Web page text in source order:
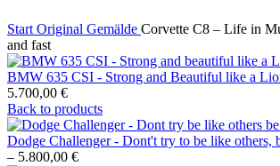
Start Original Gemälde Corvette C8 – Life in
and fast
BMW 635 CSI - Strong and Beautiful like a
5.700,00 €
Back to products
Dodge Challenger - Dont't try to be like others,
– 5.800,00 €